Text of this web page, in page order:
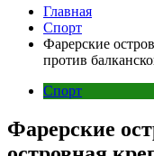
Главная
Спорт
Фарерские
против
Спорт
Фарерские